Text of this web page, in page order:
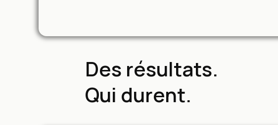
Des résultats.
Qui durent.